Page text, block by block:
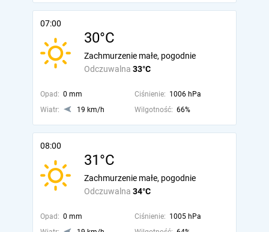
07:00
30°C
Odczuwalna 33°C
Zachmurzenie małe, pogodnie
Opad: 0 mm Ciśnienie: 1006 hPa
Wiatr:
19 km/h Wilgotność: 66%
08:00
31°C
Odczuwalna 34°C
Zachmurzenie małe, pogodnie
Opad: 0 mm Ciśnienie: 1005 hPa